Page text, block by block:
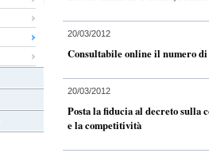
20/03/2012
Consultabile online il numero
20/03/2012
Posta la fiducia al decreto sulla
e la competitività